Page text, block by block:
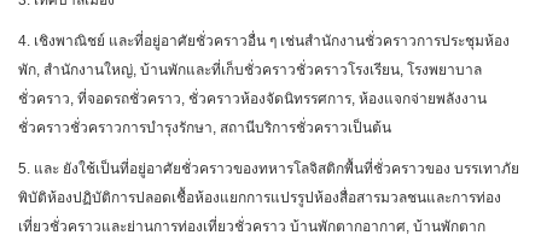
4. เชิงพาณิชย์ และที่อยู่อาศัยชั่วคราวอื่น ๆ เช่นสำนักงานชั่วคราวการประชุมห้อง
พัก, สำนักงานใหญ่, บ้านพักและที่เก็บชั่วคราวชั่วคราวโรงเรียน, โรงพยาบาล
ชั่วคราว, ที่จอดรถชั่วคราว, ชั่วคราวห้องจัดนิทรรศการ, ห้องแจกจ่ายพลังงาน
ชั่วคราวชั่วคราวการบำรุงรักษา, สถานีบริการชั่วคราวเป็นต้น
5. และ ยังใช้เป็นที่อยู่อาศัยชั่วคราวของทหารโลจิสติกพื้นที่ชั่วคราวของ บรรเทาภัย
พิบัติห้องปฏิบัติการปลอดเชื้อห้องแยกการแปรรูปห้องสื่อสารมวลชนและการท่อง
เที่ยวชั่วคราวและย่านการท่องเที่ยวชั่วคราว บ้านพักตากอากาศ, บ้านพักตาก